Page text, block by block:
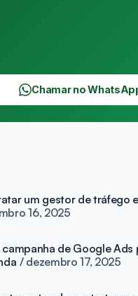
Chamar no
um gestor de tráfego
16, 2025
campanha de Google
dezembro 17, 2025